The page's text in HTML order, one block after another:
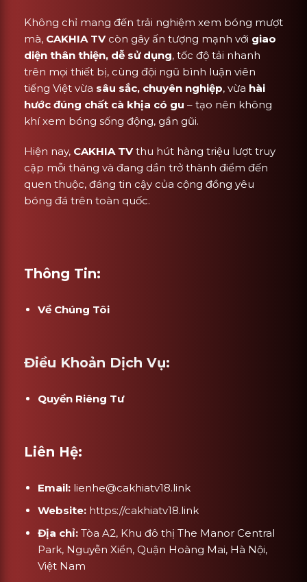
Không chỉ mang đến trải nghiệm xem bóng mượt
mà, CAKHIA TVcòn gây ấn tượng mạnh với giao
diện thân thiện, dễ sử dụng, tốc độ tải nhanh
trên mọi thiết bị, cùng đội ngũ bình luận viên
tiếng Việt vừa sâu sắc, chuyên nghiệp, vừa hài
hước đúng chất cà khịa có gu – tạo nên không
khí xem bóng sống động, gần gũi.
Hiện nay, CAKHIA TVthu hút hàng triệu lượt truy
cập mỗi tháng và đang dần trở thành điểm đến
quen thuộc, đáng tin cậy của cộng đồng yêu
bóng đá trên toàn quốc.
Thông Tin:
Về Chúng Tôi
Điều Khoản Dịch Vụ:
Quyền Riêng Tư
Liên Hệ:
Email: lienhe@cakhiatv18.link
Website: https://cakhiatv18.link
Địa chỉ: Tòa A2, Khu đô thị The Manor Central
Park, Nguyễn Xiển, Quận Hoàng Mai, Hà Nội,
Việt Nam